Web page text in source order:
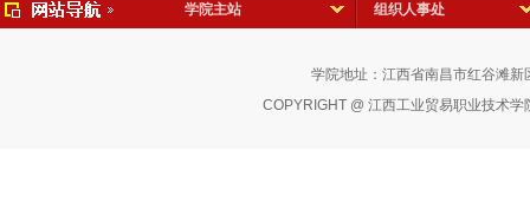
学院主站 组织人事处
学院地址：江西省南昌市红谷滩
COPYRIGHT @ 江西工业贸易职业技术